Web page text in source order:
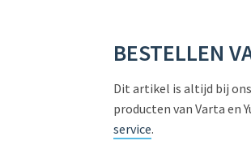
BESTELLEN
Dit artikel is altijd bij ons
producten van Varta en
service.